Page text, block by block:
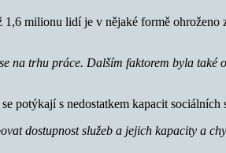
milionu lidí je v nějaké formě
na trhu práce. Dalším faktorem byla
potýkají s nedostatkem kapacit sociálních
dostupnost služeb a jejich kapacity a